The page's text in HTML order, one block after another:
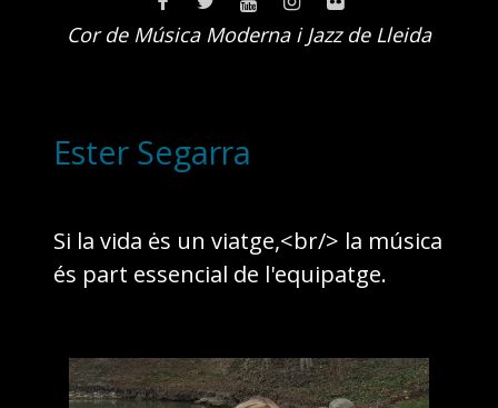
Cor de Música Moderna i Jazz de Lleida
Ester Segarra
Si la vida ės un viatge,<br/> la música
és part essencial de l'equipatge.